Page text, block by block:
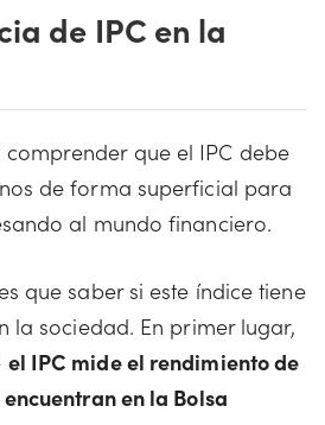
de IPC en la
que el IPC debe
de forma superficial para
al mundo financiero.
que saber si este índice tiene
la sociedad. En primer lugar,
el IPC mide el rendimiento de
en la Bolsa